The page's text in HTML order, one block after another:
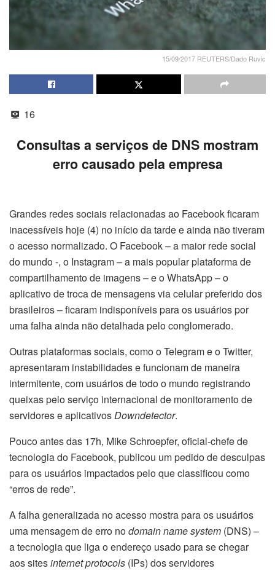
15/09/2017 REUTERS/Dado Ruvic
16
Consultas a serviços de DNS mostram
erro causado pela empresa
Grandes redes sociais relacionadas ao Facebook ficaram
inacessíveis hoje (4) no início da tarde e ainda não tiveram
o acesso normalizado. O Facebook – a maior rede social
do mundo -, o Instagram – a mais popular plataforma de
compartilhamento de imagens – e o WhatsApp – o
aplicativo de troca de mensagens via celular preferido dos
brasileiros – ficaram indisponíveis para os usuários por
uma falha ainda não detalhada pelo conglomerado.
Outras plataformas sociais, como o Telegram e o Twitter,
apresentaram instabilidades e funcionam de maneira
intermitente, com usuários de todo o mundo registrando
queixas pelo serviço internacional de monitoramento de
servidores e aplicativosDowndetector.
Pouco antes das 17h, Mike Schroepfer, oficial-chefe de
tecnologia do Facebook, publicou um pedido de desculpas
para os usuários impactados pelo que classificou como
“erros de rede”.
A falha generalizada no acesso mostra para os usuários
uma mensagem de erro nodomain name system (DNS) –
a tecnologia que liga o endereço usado para se chegar
aos sitesinternet protocols (IPs) dos servidores